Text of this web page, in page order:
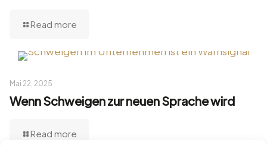
Read more
Mai 22, 2025
Wenn Schweigen zur neuen Sprache wird
Read more